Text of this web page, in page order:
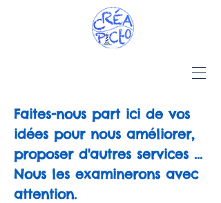
Faites-nous part ici de vos
idées pour nous améliorer,
proposer d'autres services ...
Nous les examinerons avec
attention.